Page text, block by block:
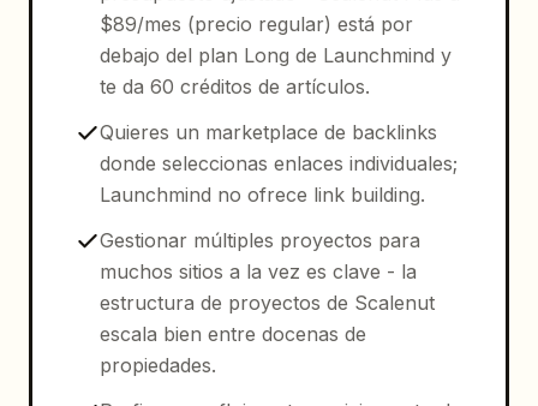
$89/mes (precio regular) está por
debajo del plan Long de Launchmind y
te da 60 créditos de artículos.
Quieres un marketplace de backlinks
donde seleccionas enlaces individuales;
Launchmind no ofrece link building.
Gestionar múltiples proyectos para
muchos sitios a la vez es clave - la
estructura de proyectos de Scalenut
escala bien entre docenas de
propiedades.